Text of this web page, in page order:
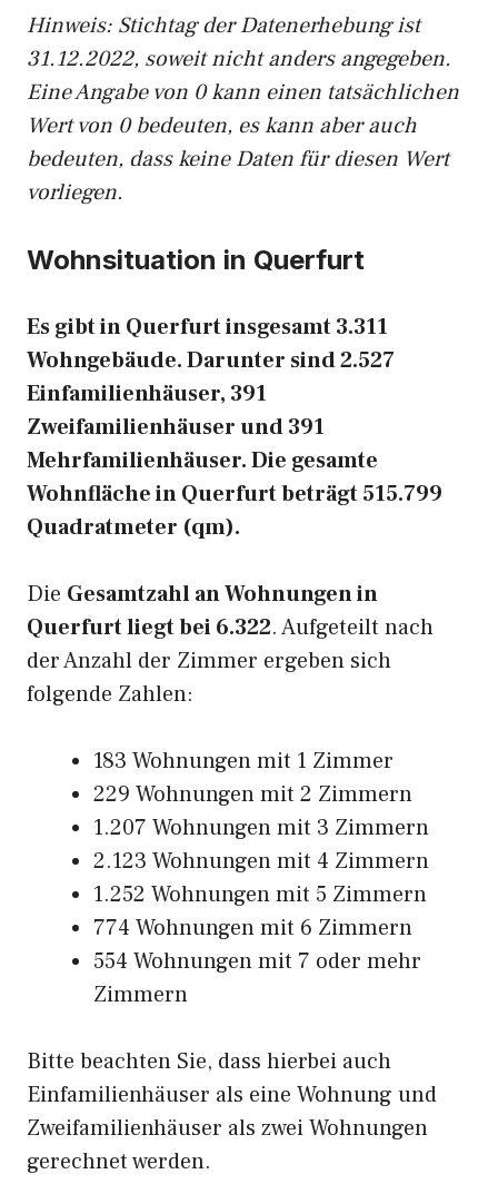
Hinweis: Stichtag der Datenerhebung ist
31.12.2022, soweit nicht anders angegeben.
Eine Angabe von 0 kann einen tatsächlichen
Wert von 0 bedeuten, es kann aber auch
bedeuten, dass keine Daten für diesen Wert
vorliegen.
Wohnsituation in Querfurt
Es gibt in Querfurt insgesamt 3.311
Wohngebäude. Darunter sind 2.527
Einfamilienhäuser, 391
Zweifamilienhäuser und 391
Mehrfamilienhäuser. Die gesamte
Wohnfläche in Querfurt beträgt 515.799
Quadratmeter (qm).
Die Gesamtzahl an Wohnungen in
Querfurt liegt bei 6.322. Aufgeteilt nach
der Anzahl der Zimmer ergeben sich
folgende Zahlen:
183 Wohnungen mit 1 Zimmer
229 Wohnungen mit 2 Zimmern
1.207 Wohnungen mit 3 Zimmern
2.123 Wohnungen mit 4 Zimmern
1.252 Wohnungen mit 5 Zimmern
774 Wohnungen mit 6 Zimmern
554 Wohnungen mit 7 oder mehr
Zimmern
Bitte beachten Sie, dass hierbei auch
Einfamilienhäuser als eine Wohnung und
Zweifamilienhäuser als zwei Wohnungen
gerechnet werden.